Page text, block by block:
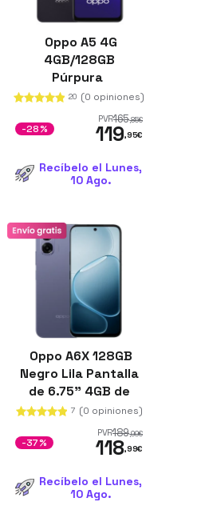
Oppo A5 4G
4GB/128GB
Púrpura
20 (0 opiniones)
PVR165,85€
119,95€
-28%
Recíbelo el Lunes,
10 Ago.
Oppo A6X 128GB
Negro Lila Pantalla
de 6.75" 4GB de
RAM Batería de
6100 mAh
7 (0 opiniones)
PVR189,99€
118,99€
-37%
Recíbelo el Lunes,
10 Ago.